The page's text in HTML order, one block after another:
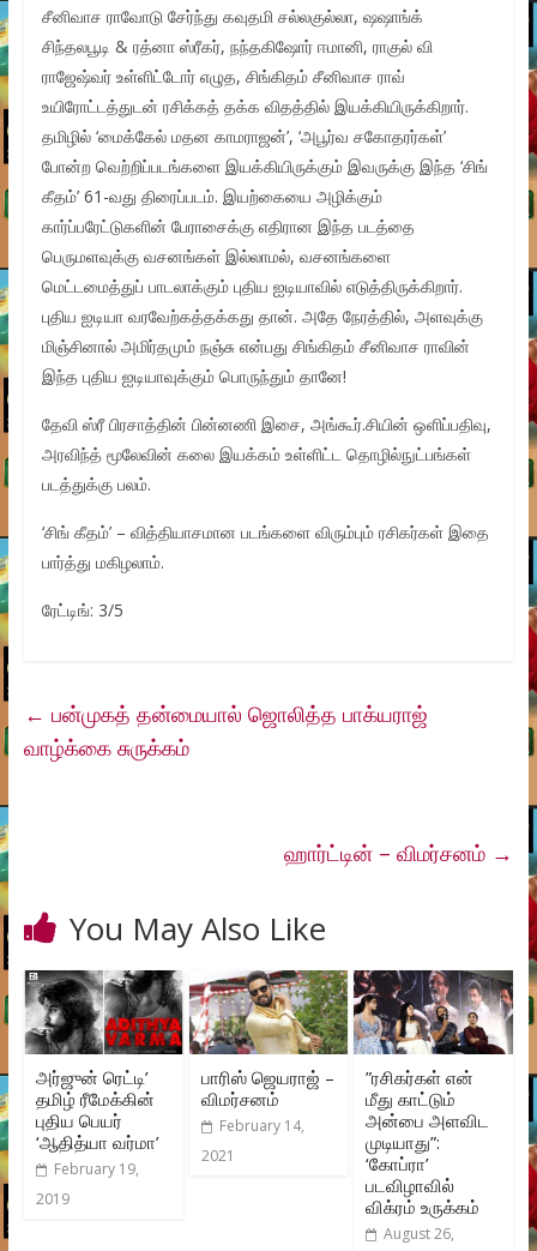
சீனிவாச ராவோடு சேர்ந்து கவுதமி சல்லகுல்லா, ஷஷாங்க்
சிந்தலபூடி & ரத்னா ஸ்ரீகர், நந்தகிஷோர் ஈமானி, ராகுல் வி
ராஜேஷ்வர் உள்ளிட்டோர் எழுத, சிங்கிதம் சீனிவாச ராவ்
உயிரோட்டத்துடன் ரசிக்கத் தக்க விதத்தில் இயக்கியிருக்கிறார்.
தமிழில் ‘மைக்கேல் மதன காமராஜன்’, ‘அபூர்வ சகோதரர்கள்’
போன்ற வெற்றிப்படங்களை இயக்கியிருக்கும் இவருக்கு இந்த ‘சிங்
கீதம்’ 61-வது திரைப்படம். இயற்கையை அழிக்கும்
கார்ப்பரேட்டுகளின் பேராசைக்கு எதிரான இந்த படத்தை
பெருமளவுக்கு வசனங்கள் இல்லாமல், வசனங்களை
மெட்டமைத்துப் பாடலாக்கும் புதிய ஐடியாவில் எடுத்திருக்கிறார்.
புதிய ஐடியா வரவேற்கத்தக்கது தான். அதே நேரத்தில், அளவுக்கு
மிஞ்சினால் அமிர்தமும் நஞ்சு என்பது சிங்கிதம் சீனிவாச ராவின்
இந்த புதிய ஐடியாவுக்கும் பொருந்தும் தானே!
தேவி ஸ்ரீ பிரசாத்தின் பின்னணி இசை, அங்கூர்.சியின் ஒளிப்பதிவு,
அரவிந்த் மூலேவின் கலை இயக்கம் உள்ளிட்ட தொழில்நுட்பங்கள்
படத்துக்கு பலம்.
‘சிங் கீதம்’ – வித்தியாசமான படங்களை விரும்பும் ரசிகர்கள் இதை
பார்த்து மகிழலாம்.
ரேட்டிங்: 3/5
← பன்முகத் தன்மையால் ஜொலித்த பாக்யராஜ்
வாழ்க்கை சுருக்கம்
ஹார்ட்டின் – விமர்சனம் →
You May Also Like
அர்ஜுன் ரெட்டி’
தமிழ் ரீமேக்கின்
புதிய பெயர்
‘ஆதித்யா வர்மா’
February 19,
2019
பாரிஸ் ஜெயராஜ் –
விமர்சனம்
February 14,
2021
”ரசிகர்கள் என்
மீது காட்டும்
அன்பை அளவிட
முடியாது”:
‘கோப்ரா’
படவிழாவில்
விக்ரம் உருக்கம்
August 26,